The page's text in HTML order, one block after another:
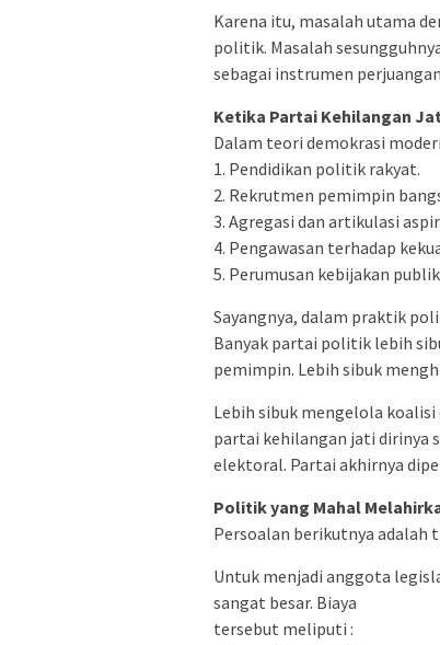
Karena itu, masalah utama
politik. Masalah
sebagai instrumen
Ketika Partai Kehilangan
Dalam teori demokrasi
1. Pendidikan politik rakyat.
2. Rekrutmen pemimpin
3. Agregasi dan artikulasi
4. Pengawasan terhadap
5. Perumusan kebijakan
Sayangnya, dalam praktik
Banyak partai politik lebih
pemimpin. Lebih sibuk
Lebih sibuk mengelola
partai kehilangan jati dirinya
elektoral. Partai akhirnya
Politik yang Mahal
Persoalan berikutnya adalah
Untuk menjadi anggota
sangat besar. Biaya
tersebut meliputi :